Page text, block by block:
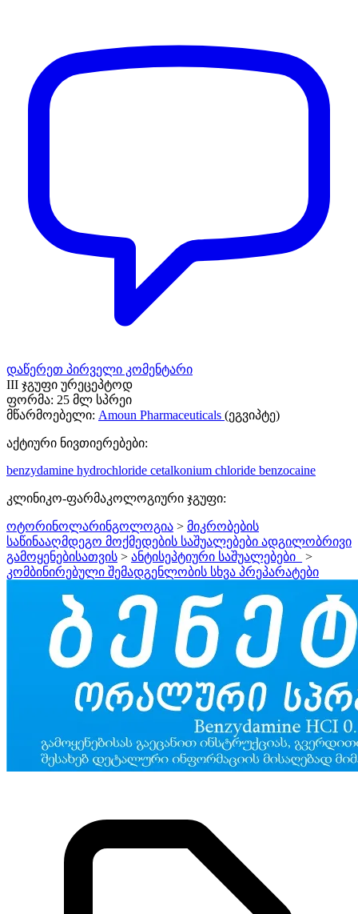
დაწერეთ პირველი კომენტარი
III ჯგუფი ურეცეპტოდ
ფორმა: 25 მლ სპრეი
მწარმოებელი: Amoun Pharmaceuticals (ეგვიპტე)
აქტიური ნივთიერებები:
benzydamine hydrochloride cetalkonium chloride benzocaine
კლინიკო-ფარმაკოლოგიური ჯგუფი:
ოტორინოლარინგოლოგია > მიკრობების
საწინააღმდეგო მოქმედების საშუალებები ადგილობრივი
გამოყენებისათვის > ანტისეპტიური საშუალებები_
>
კომბინირებული შემადგენლობის სხვა პრეპარატები